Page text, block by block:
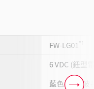
FW-LG01 *1
6 VDC (鈕型
藍色 LED (波